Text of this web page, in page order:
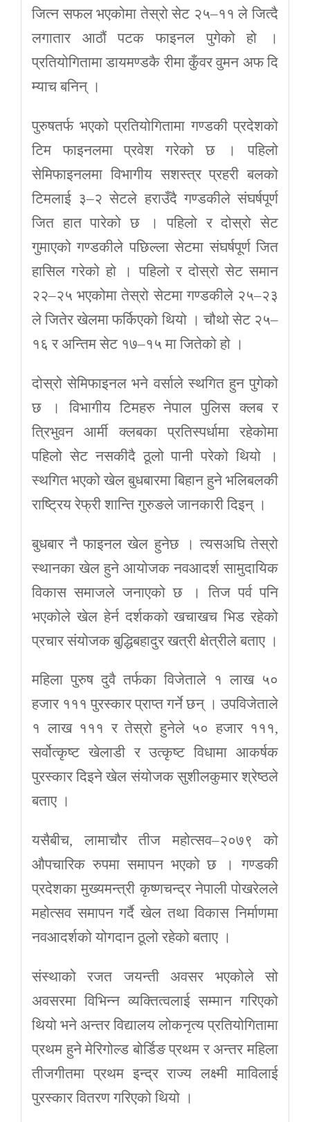
जित्न सफल भएकोमा तेस्रो सेट २५–११ ले जित्दै
लगातार आठौं पटक फाइनल पुगेको हो ।
प्रतियोगितामा डायमण्डकै रीमा कुँवर वुमन अफ दि
म्याच बनिन् ।
पुरुषतर्फ भएको प्रतियोगितामा गण्डकी प्रदेशको
टिम फाइनलमा प्रवेश गरेको छ । पहिलो
सेमिफाइनलमा विभागीय सशस्त्र प्रहरी बलको
टिमलाई ३–२ सेटले हराउँदै गण्डकीले संघर्षपूर्ण
जित हात पारेको छ । पहिलो र दोस्रो सेट
गुमाएको गण्डकीले पछिल्ला सेटमा संघर्षपूर्ण जित
हासिल गरेको हो । पहिलो र दोस्रो सेट समान
२२–२५ भएकोमा तेस्रो सेटमा गण्डकीले २५–२३
ले जितेर खेलमा फर्किएको थियो । चौथो सेट २५–
१६ र अन्तिम सेट १७–१५ मा जितेको हो ।
दोस्रो सेमिफाइनल भने वर्साले स्थगित हुन पुगेको
छ । विभागीय टिमहरु नेपाल पुलिस क्लब र
त्रिभुवन आर्मी क्लबका प्रतिस्पर्धामा रहेकोमा
पहिलो सेट नसकीदै ठूलो पानी परेको थियो ।
स्थगित भएको खेल बुधबारमा बिहान हुने भलिबलकी
राष्ट्रिय रेफ्री शान्ति गुरुङले जानकारी दिइन् ।
बुधबार नै फाइनल खेल हुनेछ । त्यसअघि तेस्रो
स्थानका खेल हुने आयोजक नवआदर्श सामुदायिक
विकास समाजले जनाएको छ । तिज पर्व पनि
भएकोले खेल हेर्न दर्शकको खचाखच भिड रहेको
प्रचार संयोजक बुद्धिबहादुर खत्री क्षेत्रीले बताए ।
महिला पुरुष दुवै तर्फका विजेताले १ लाख ५०
हजार १११ पुरस्कार प्राप्त गर्ने छन् । उपविजेताले
१ लाख १११ र तेस्रो हुनेले ५० हजार १११,
सर्वोत्कृष्ट खेलाडी र उत्कृष्ट विधामा आकर्षक
पुरस्कार दिइने खेल संयोजक सुशीलकुमार श्रेष्ठले
बताए ।
यसैबीच, लामाचौर तीज महोत्सव–२०७९ को
औपचारिक रुपमा समापन भएको छ । गण्डकी
प्रदेशका मुख्यमन्त्री कृष्णचन्द्र नेपाली पोखरेलले
महोत्सव समापन गर्दै खेल तथा विकास निर्माणमा
नवआदर्शको योगदान ठूलो रहेको बताए ।
संस्थाको रजत जयन्ती अवसर भएकोले सो
अवसरमा विभिन्न व्यक्तित्वलाई सम्मान गरिएको
थियो भने अन्तर विद्यालय लोकनृत्य प्रतियोगितामा
प्रथम हुने मेरिगोल्ड बोर्डिङ प्रथम र अन्तर महिला
तीजगीतमा प्रथम इन्द्र राज्य लक्ष्मी माविलाई
पुरस्कार वितरण गरिएको थियो ।